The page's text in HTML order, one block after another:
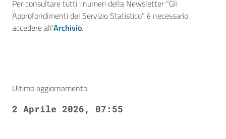
Per consultare tutti i numeri della Newsletter “Gli
Approfondimenti del Servizio Statistico” è necessario
accedere all’Archivio.
Ultimo aggiornamento
2 Aprile 2026, 07:55